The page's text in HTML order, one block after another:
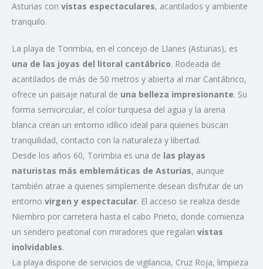
Asturias con vistas espectaculares, acantilados y ambiente
tranquilo.
La playa de Torimbia, en el concejo de Llanes (Asturias), es
una de las joyas del litoral cantábrico. Rodeada de
acantilados de más de 50 metros y abierta al mar Cantábrico,
ofrece un paisaje natural de una belleza impresionante. Su
forma semicircular, el color turquesa del agua y la arena
blanca crean un entorno idílico ideal para quienes buscan
tranquilidad, contacto con la naturaleza y libertad.
Desde los años 60, Torimbia es una de las playas
naturistas más emblemáticas de Asturias, aunque
también atrae a quienes simplemente desean disfrutar de un
entorno virgen y espectacular. El acceso se realiza desde
Niembro por carretera hasta el cabo Prieto, donde comienza
un sendero peatonal con miradores que regalan vistas
inolvidables.
La playa dispone de servicios de vigilancia, Cruz Roja, limpieza